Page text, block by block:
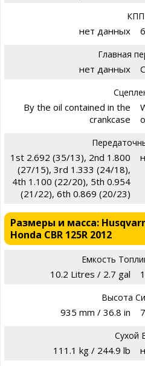
КПП
нет данных
Главная
нет данных
By the oil contained in the
crankcase
1st 2.692 (35/13), 2nd 1.800
(27/15), 3rd 1.333 (24/18),
4th 1.100 (22/20), 5th 0.954
(21/22), 6th 0.869 (20/23)
Размеры и масса:
Honda CBR 125R 2012
Емкость
10.2 Litres / 2.7 gal
Высота
935 mm / 36.8 in
Сухой
111.1 kg / 244.9 lb